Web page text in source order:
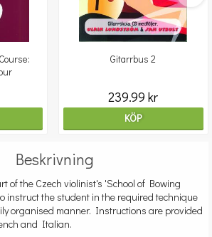
Gitarrbus 2
239.99 kr
KÖP
Beskrivning
of the Czech violinist's 'School of Bowing
instruct the student in the required technique
organised manner. Instructions are provided
and Italian.